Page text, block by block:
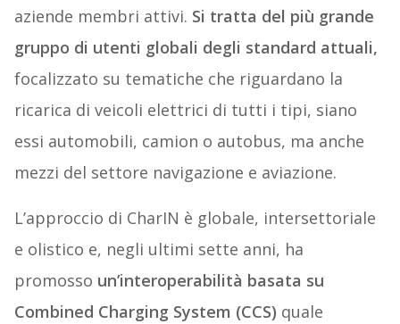
aziende membri attivi. Si tratta del più grande
gruppo di utenti globali degli standard attuali,
focalizzato su tematiche che riguardano la
ricarica di veicoli elettrici di tutti i tipi, siano
essi automobili, camion o autobus, ma anche
mezzi del settore navigazione e aviazione.
L’approccio di CharIN è globale, intersettoriale
e olistico e, negli ultimi sette anni, ha
promosso un’interoperabilità basata su
Combined Charging System (CCS) quale